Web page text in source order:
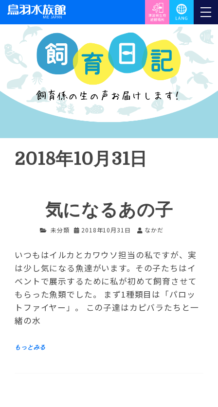
2018年10月31日
気になるあの子
未分類 2018年10月31日 なかだ
いつもはイルカとカワウソ担当の私ですが、実
は少し気になる魚達がいます。その子たちはイ
ベントで展示するために私が初めて飼育させて
もらった魚類でした。 まず1種類目は「パロッ
トファイヤー」。 この子達はカピバラたちと一
緒の水